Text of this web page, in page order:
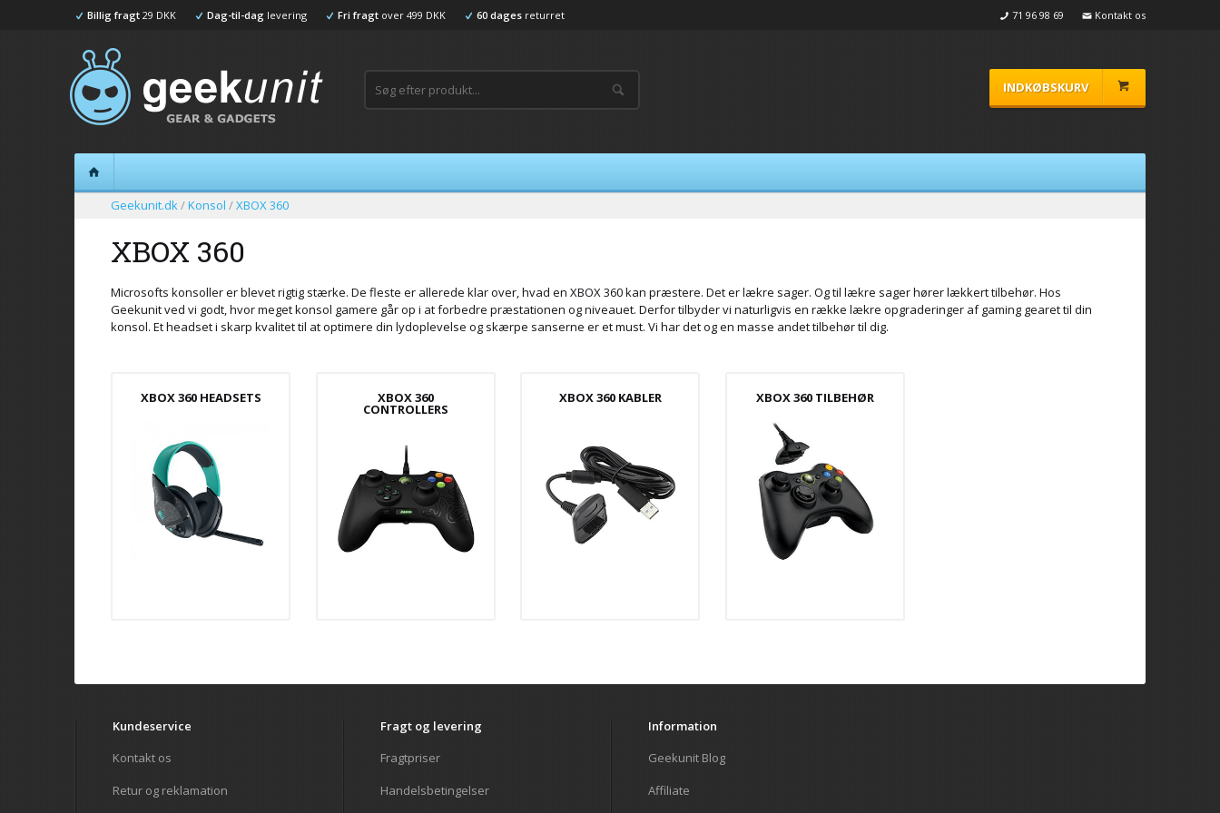
Billig fragt 29 DKK Dag-til-dag levering Fri fragt over 499 DKK 60 dages returret 71 96 98 69 Kontakt os
INDKØBSKURV
Geekunit.dk/Konsol /XBOX 360
XBOX 360
Microsofts konsoller er blevet rigtig stærke. De fleste er allerede klar over, hvad en XBOX 360 kan præstere. Det er lækre sager. Og til lækre sager hører lækkert tilbehør. Hos
Geekunit ved vi godt, hvor meget konsol gamere går op i at forbedre præstationen og niveauet. Derfor tilbyder vi naturligvis en række lækre opgraderinger af gaming gearet til din
konsol. Et headset i skarp kvalitet til at optimere din lydoplevelse og skærpe sanserne er et must. Vi har det og en masse andet tilbehør til dig.
XBOX 360 HEADSETS XBOX 360
CONTROLLERS
XBOX 360 KABLER XBOX 360 TILBEHØR
Kundeservice
Kontakt os
Retur og reklamation
Fragt og levering
Fragtpriser
Handelsbetingelser
Information
Geekunit Blog
Affiliate